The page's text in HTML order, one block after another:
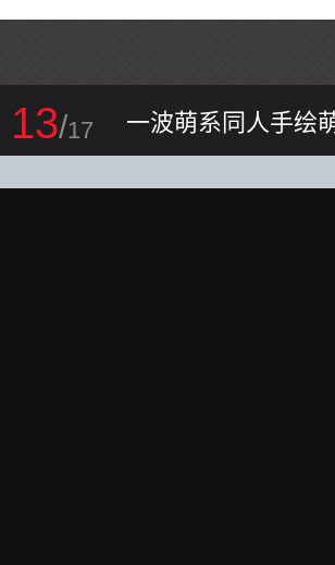
13/17 一波萌系同人手绘